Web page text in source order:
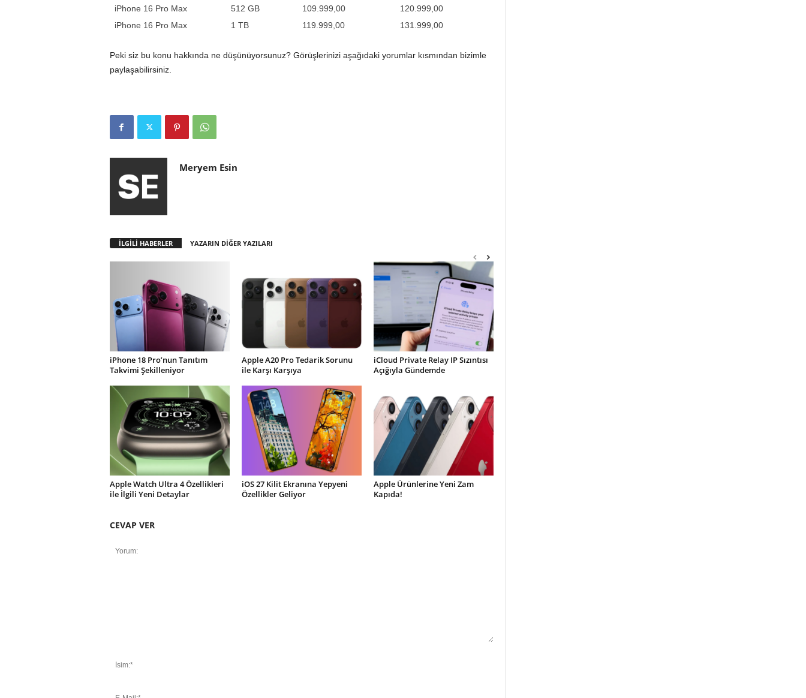
iPhone 16 Pro Max
512 GB 109.999,00
120.999,00
iPhone 16 Pro Max
1 TB 119.999,00 131.999,00
Peki siz bu konu hakkında ne düşünüyorsunuz? Görüşlerinizi aşağıdaki yorumlar kısmından bizimle
paylaşabilirsiniz.
Meryem Esin
İLGİLİ HABERLER YAZARIN DİĞER YAZILARI
iPhone 18 Pro’nun Tanıtım
Takvimi Şekilleniyor
Apple A20 Pro Tedarik Sorunu
ile Karşı Karşıya
iCloud Private Relay IP Sızıntısı
Açığıyla Gündemde
Apple Watch Ultra 4 Özellikleri
ile İlgili Yeni Detaylar
iOS 27 Kilit Ekranına Yepyeni
Özellikler Geliyor
Apple Ürünlerine Yeni Zam
Kapıda!
CEVAP VER